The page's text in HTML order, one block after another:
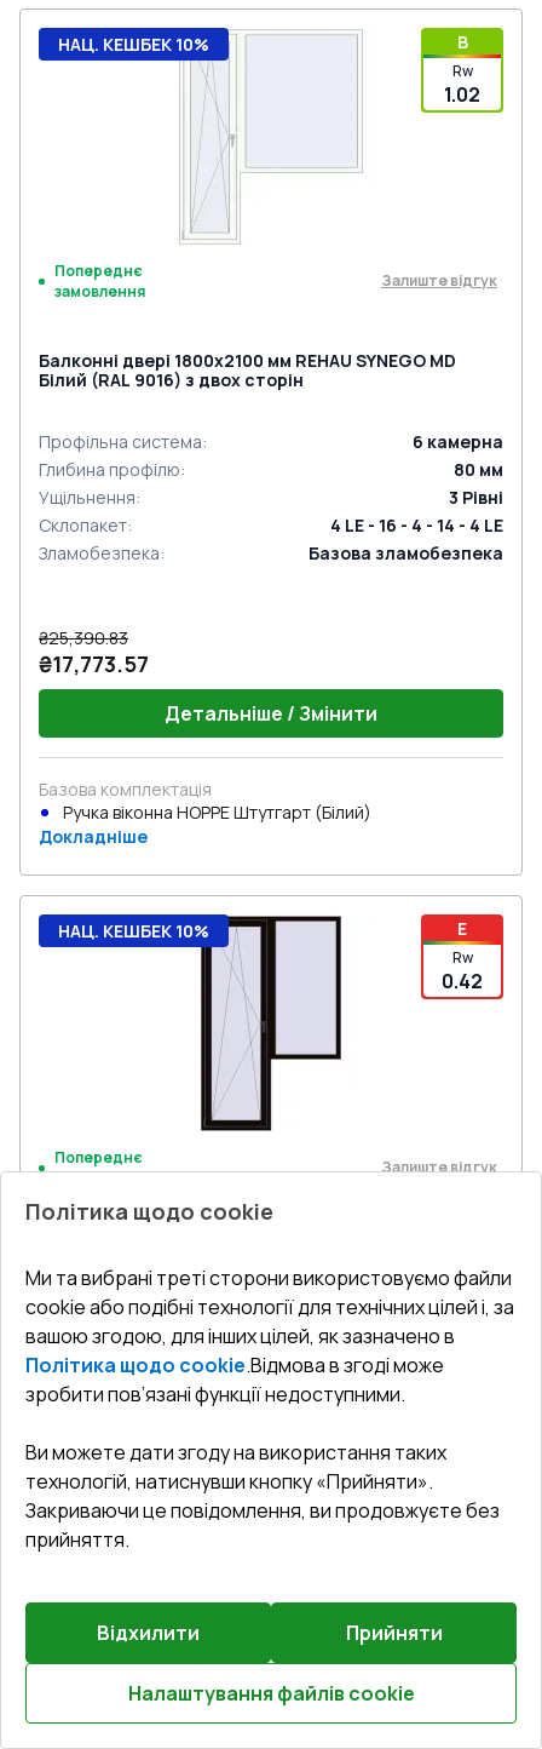
Розрахуй онлайн
B
Rw
1.02
НАЦ. КЕШБЕК 10%
Попереднє
замовлення
Залиште відгук
Балконні двері 1800x2100 мм REHAU SYNEGO MD
Білий (RAL 9016) з двох сторін
Профільна система: 6 камерна
Глибина профілю: 80 мм
Ущільнення: 3 Рівні
Склопакет:
4 LE - 16 - 4 - 14 - 4 LE
Зламобезпека: Базова зламобезпека
₴25,390.83
₴17,773.57
Детальніше / Змінити
Базова комплектація
Ручка віконна HOPPE Штутгарт (Білий)
Докладніше
E
Rw
0.42
НАЦ. КЕШБЕК 10%
Попереднє
замовлення
Залиште відгук
BLACK_BROWN з двох сторін
Профільна система: 3 камерна
Глибина профілю :
Ущільнення
₴25,795.37
₴18,056.76
Детальніше / Змінити
Пластина 70*6 (E60;BrD;Synego;Geneo;Artevo)
Докладніше
Політика щодо cookie
Ми та вибрані треті сторони використовуємо файли
cookie або подібні технології для технічних цілей і, за
вашою згодою, для інших цілей, як зазначено в
Політика щодо cookie.Відмова в згоді може
зробити пов’язані функції недоступними.
Ви можете дати згоду на використання таких
технологій, натиснувши кнопку «Прийняти».
Закриваючи це повідомлення, ви продовжуєте без
прийняття.
Відхилити Прийняти
Налаштування файлів cookie